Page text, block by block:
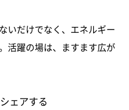
いだけでなく、エネルギー
活躍の場は、ますます広が
ェアする